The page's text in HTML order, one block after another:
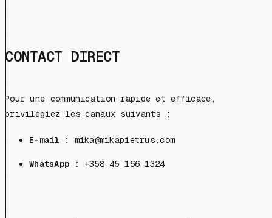
CONTACT DIRECT
Pour une communication rapide et efficace,
privilégiez les canaux suivants :
E-mail : mika@mikapietrus.com
WhatsApp : +358 45 166 1324